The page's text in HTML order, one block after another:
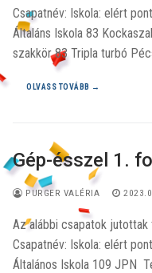
Csapatnév: Iskola: elért
Általáns Iskola 83
szakkör 83 Tripla turbó
OLVASS TOVÁBB →
Gép-ésszel 1.
PURGER VALÉRIA
Az alábbi csapatok jutottak
Csapatnév: Iskola: elért
Általános Iskola 109 JPN